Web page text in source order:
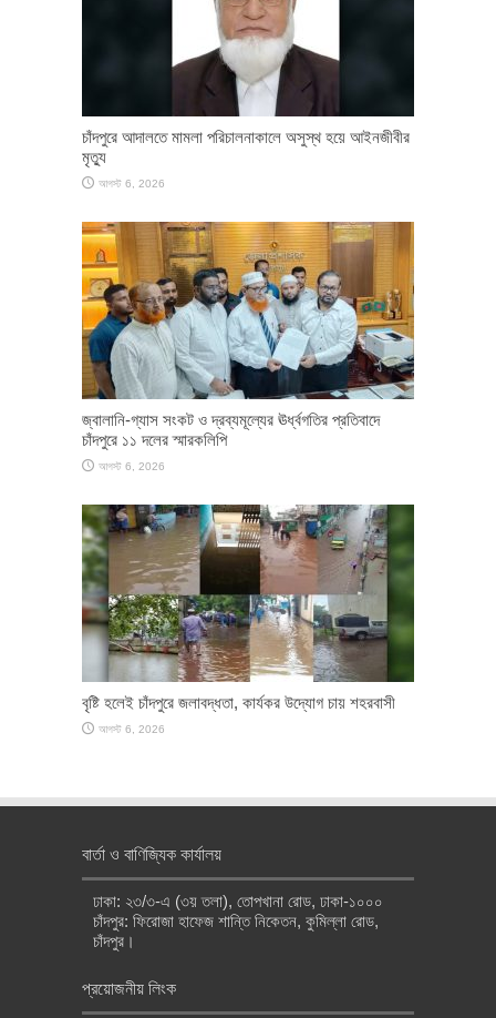
চাঁদপুরে আদালতে মামলা পরিচালনাকালে অসুস্থ হয়ে আইনজীবীর
মৃত্যু
আগস্ট 6, 2026
জ্বালানি-গ্যাস সংকট ও দ্রব্যমূল্যের ঊর্ধ্বগতির প্রতিবাদে
চাঁদপুরে ১১ দলের স্মারকলিপি
আগস্ট 6, 2026
বৃষ্টি হলেই চাঁদপুরে জলাবদ্ধতা, কার্যকর উদ্যোগ চায় শহরবাসী
আগস্ট 6, 2026
বার্তা ও বাণিজ্যিক কার্যালয়
ঢাকা: ২৩/৩-এ (৩য় তলা), তোপখানা রোড, ঢাকা-১০০০
চাঁদপুর: ফিরোজা হাফেজ শান্তি নিকেতন, কুমিল্লা রোড,
চাঁদপুর।
প্রয়োজনীয় লিংক